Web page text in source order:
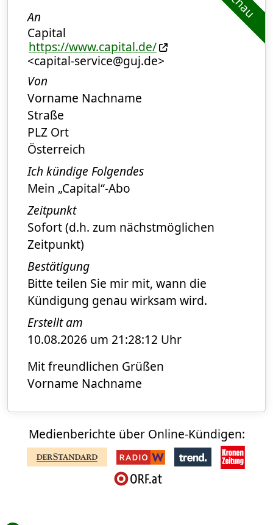
An
Capital
https://www.capital.de/
<capital-service@guj.de>
Von
Vorname Nachname
Straße
PLZ Ort
Österreich
Ich kündige Folgendes
Mein „Capital“-Abo
Zeitpunkt
Sofort (d.h. zum nächstmöglichen
Zeitpunkt)
Bestätigung
Bitte teilen Sie mir mit, wann die
Kündigung genau wirksam wird.
Erstellt am
10.08.2026 um 21:28:12 Uhr
Mit freundlichen Grüßen
Vorname Nachname
Medienberichte über Online-Kündigen: